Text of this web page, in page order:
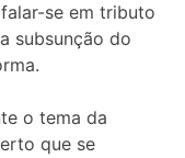
se em tributo
subsunção do
o tema da
que se